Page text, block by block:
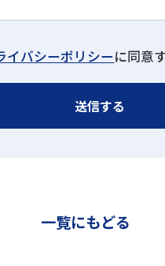
イバシーポリシーに同意
一覧にもどる